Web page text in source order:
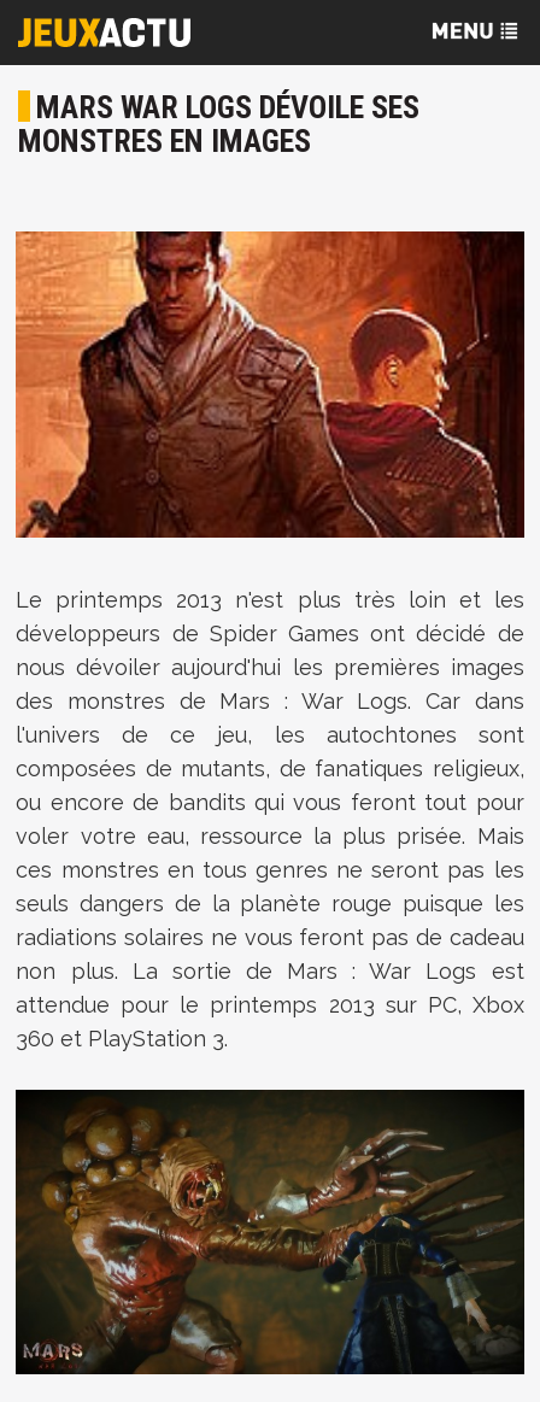
MARS WAR LOGS DÉVOILE SES
MONSTRES EN IMAGES
Le printemps 2013 n'est plus très loin et les
développeurs de Spider Games ont décidé de
nous dévoiler aujourd'hui les premières images
des monstres de Mars : War Logs. Car dans
l'univers de ce jeu, les autochtones sont
composées de mutants, de fanatiques religieux,
ou encore de bandits qui vous feront tout pour
voler votre eau, ressource la plus prisée. Mais
ces monstres en tous genres ne seront pas les
seuls dangers de la planète rouge puisque les
radiations solaires ne vous feront pas de cadeau
non plus. La sortie de Mars : War Logs est
attendue pour le printemps 2013 sur PC, Xbox
360 et PlayStation 3.